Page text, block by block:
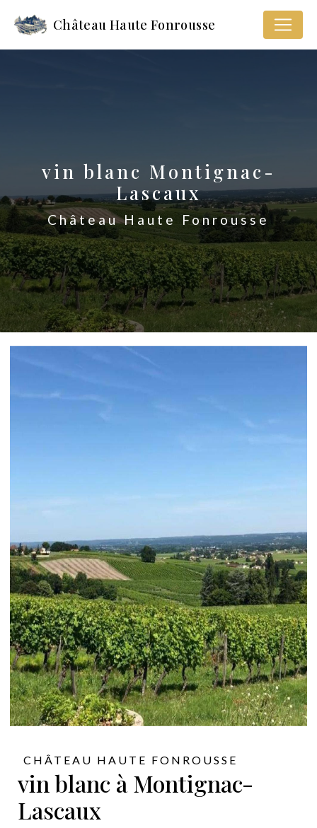
Château Haute Fonrousse
vin blanc Montignac-
Lascaux
Château Haute Fonrousse
CHÂTEAU HAUTE FONROUSSE
vin blanc à Montignac-
Lascaux